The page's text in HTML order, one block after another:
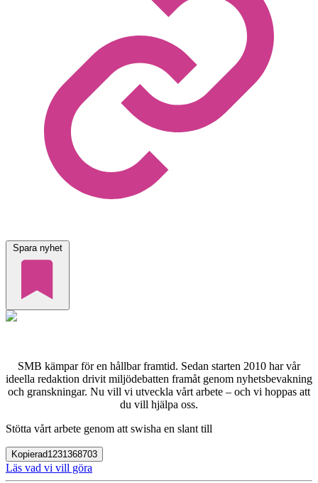
Spara nyhet
SMB kämpar för en hållbar framtid. Sedan starten 2010 har vår
ideella redaktion drivit miljödebatten framåt genom nyhetsbevakning
och granskningar. Nu vill vi utveckla vårt arbete – och vi hoppas att
du vill hjälpa oss.
Stötta vårt arbete genom att swisha en slant till
Kopierad1231368703
Läs vad vi vill göra